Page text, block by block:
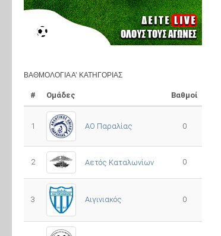
ΒΑΘΜΟΛΟΓΊΑ Α’ ΚΑΤΗΓΟΡΊΑΣ
# Ομάδες Βαθμοί
1 ΑΟ Παραλίας 0
2 Αετός Καταλωνίων 0
3 Αιγινιακός 0